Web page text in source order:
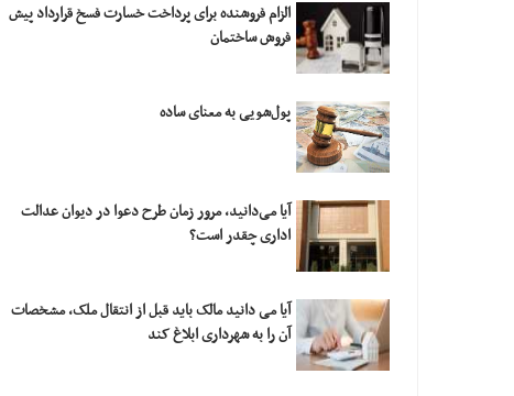
الزام فروشنده برای پرداخت خسارت فسخ قرارداد پیش
فروش ساختمان
پول‌شویی به معنای ساده
آیا می‌دانید، مرور زمان طرح دعوا در دیوان عدالت
اداری چقدر است؟
آیا می دانید مالک باید قبل از انتقال ملک، مشخصات
آن را به شهرداری ابلاغ کند